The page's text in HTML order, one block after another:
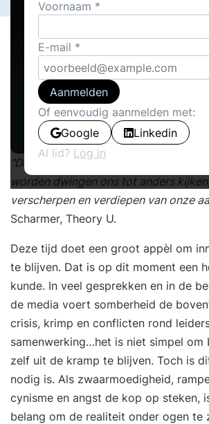
"De uitdagingen waarmee we nu
worden dwingen ons tot anders
verscherpen en verdiepen van onze
Scharmer, Theory U.
Deze tijd doet een groot appèl om
te blijven. Dat is op dit moment een
kunde. In veel gesprekken en in de
de media voert somberheid de
crisis, krimp en conflicten rond
samenwerking…het is niet simpel om
zelf uit de kramp te blijven. Toch is
nodig is. Als zwaarmoedigheid,
cynisme en angst de kop op steken,
belang om de realiteit onder ogen te
Voornaam
E-mail
Aanmelden
Of eenvoudig aanmelden met:
Google
Linkedin
Al lid? Log in